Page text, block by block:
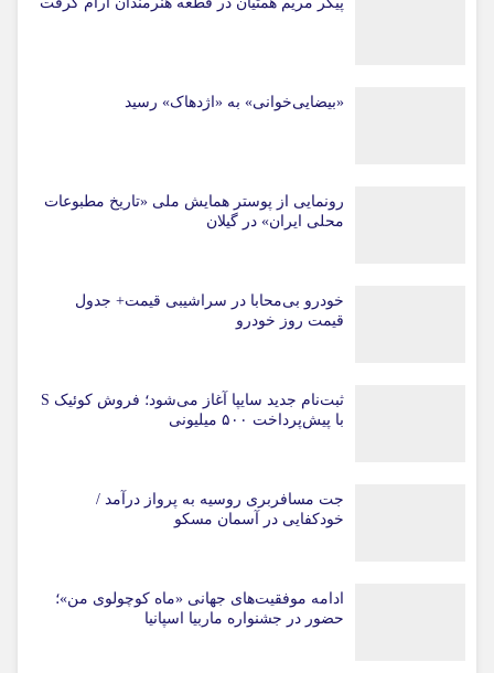
«بیضایی‌خوانی» به «اژدهاک» رسید
رونمایی از پوستر همایش ملی «تاریخ مطبوعات
محلی ایران» در گیلان
خودرو بی‌محابا در سراشیبی قیمت+ جدول
قیمت روز خودرو
ثبت‌نام جدید سایپا آغاز می‌شود؛ فروش کوئیک S
با پیش‌پرداخت ۵۰۰ میلیونی
جت مسافربری روسیه به پرواز درآمد /
خودکفایی در آسمان مسکو
ادامه موفقیت‌های جهانی «ماه کوچولوی من»؛
حضور در جشنواره ماربیا اسپانیا